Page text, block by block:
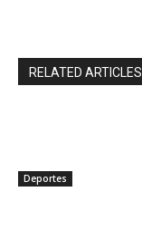
RELATED ARTICLES
Deportes